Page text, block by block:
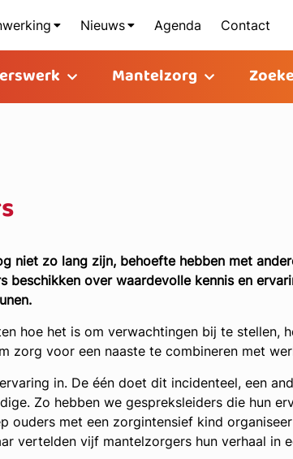
Nieuws Agenda Contact
Mantelzorg
niet zo lang zijn, behoefte hebben met
beschikken over waardevolle kennis en
hoe het is om verwachtingen bij te stellen,
zorg voor een naaste te combineren met
in. De één doet dit incidenteel, een
Zo hebben we gespreksleiders die hun
ouders met een zorgintensief kind
vijf mantelzorgers hun verhaal in